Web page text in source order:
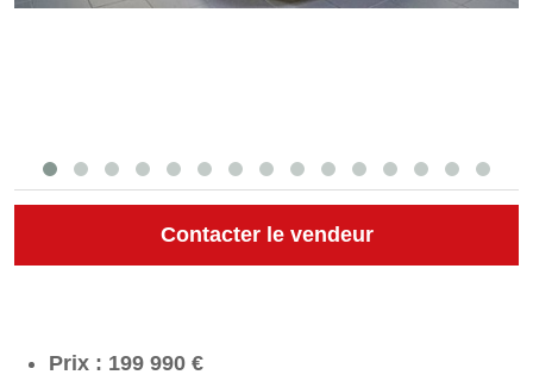
Prix : 199 990 €
Contacter le vendeur